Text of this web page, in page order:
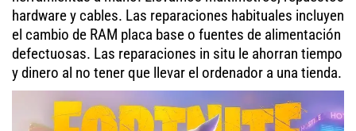
hardware y cables. Las reparaciones habituales incluyen
el cambio de RAM placa base o fuentes de alimentación
defectuosas. Las reparaciones in situ le ahorran tiempo
y dinero al no tener que llevar el ordenador a una tienda.